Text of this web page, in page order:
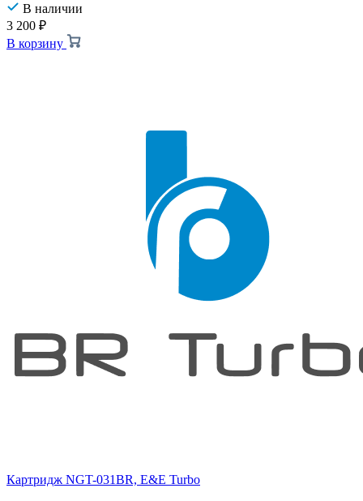
В наличии
3 200 ₽
В корзину
Картридж NGT-031BR, E&E Turbo